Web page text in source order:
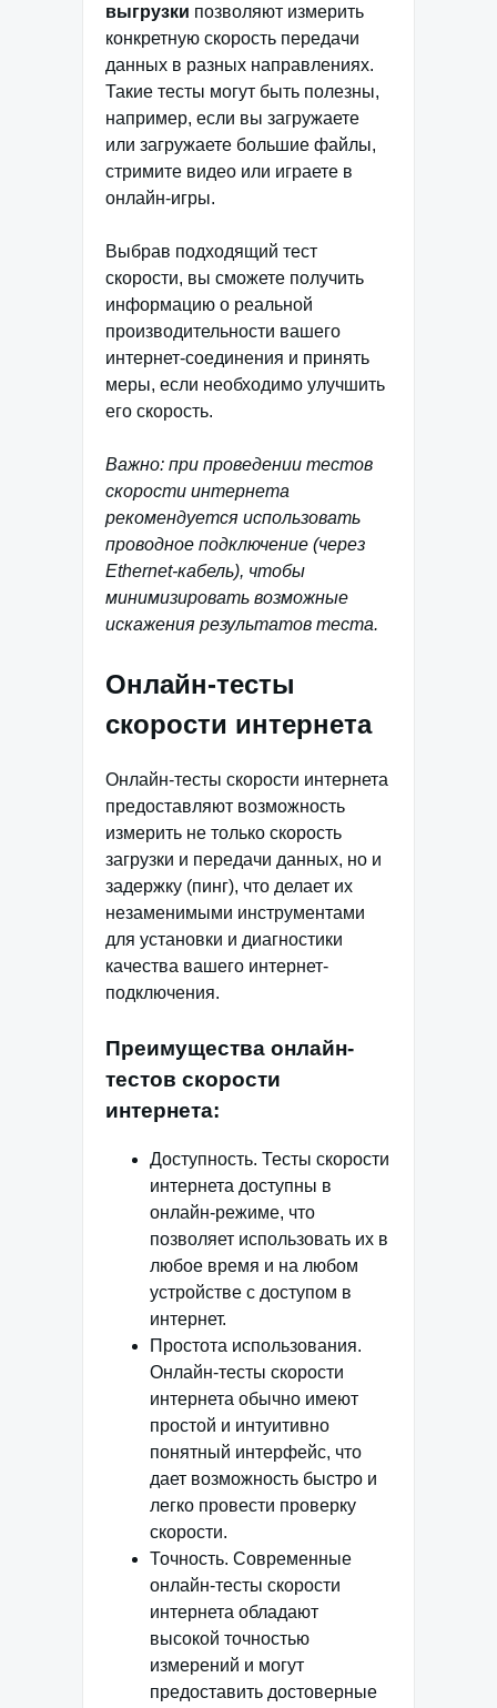
выгрузки позволяют измерить
конкретную скорость передачи
данных в разных направлениях.
Такие тесты могут быть полезны,
например, если вы загружаете
или загружаете большие файлы,
стримите видео или играете в
онлайн-игры.
Выбрав подходящий тест
скорости, вы сможете получить
информацию о реальной
производительности вашего
интернет-соединения и принять
меры, если необходимо улучшить
его скорость.
Важно: при проведении тестов
скорости интернета
рекомендуется использовать
проводное подключение (через
Ethernet-кабель), чтобы
минимизировать возможные
искажения результатов теста.
Онлайн-тесты
скорости интернета
Онлайн-тесты скорости интернета
предоставляют возможность
измерить не только скорость
загрузки и передачи данных, но и
задержку (пинг), что делает их
незаменимыми инструментами
для установки и диагностики
качества вашего интернет-
подключения.
Преимущества онлайн-
тестов скорости
интернета:
Доступность. Тесты скорости
интернета доступны в
онлайн-режиме, что
позволяет использовать их в
любое время и на любом
устройстве с доступом в
интернет.
Простота использования.
Онлайн-тесты скорости
интернета обычно имеют
простой и интуитивно
понятный интерфейс, что
дает возможность быстро и
легко провести проверку
скорости.
Точность. Современные
онлайн-тесты скорости
интернета обладают
высокой точностью
измерений и могут
предоставить достоверные